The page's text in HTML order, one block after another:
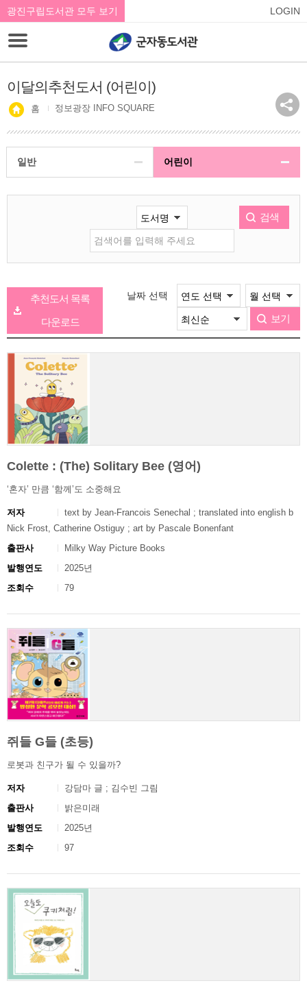
광진구립도서관 모두 보기 LOGIN
이달의추천도서 (어린이)
홈 정보광장 INFO SQUARE
일반 어린이
검색
추천도서 목록
다운로드
날짜 선택
보기
Colette : (The) Solitary Bee (영어)
‘혼자’ 만큼 ‘함께’도 소중해요
저자
text by Jean-Francois Senechal ; translated into english b
Nick Frost, Catherine Ostiguy ; art by Pascale Bonenfant
출판사
Milky Way Picture Books
발행연도
2025년
조회수
79
쥐들 G들 (초등)
로봇과 친구가 될 수 있을까?
저자
강담마 글 ; 김수빈 그림
출판사
밝은미래
발행연도
2025년
조회수
97